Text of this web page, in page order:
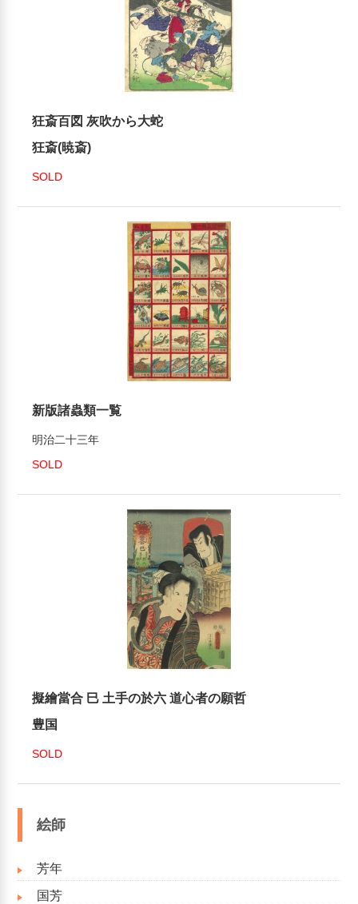
狂斎百図 灰吹から大蛇
狂斎(暁斎)
SOLD
新版諸蟲類一覧
明治二十三年
SOLD
擬繪當合 巳 土手の於六 道心者の願哲
豊国
SOLD
絵師
芳年
国芳